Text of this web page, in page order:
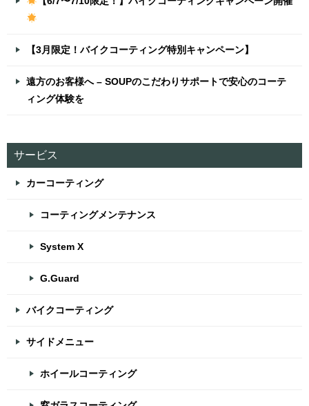
【3月限定！バイクコーティング特別キャンペーン】
遠方のお客様へ – SOUPのこだわりサポートで安心のコーテ
ィング体験を
サービス
カーコーティング
コーティングメンテナンス
System X
G.Guard
バイクコーティング
サイドメニュー
ホイールコーティング